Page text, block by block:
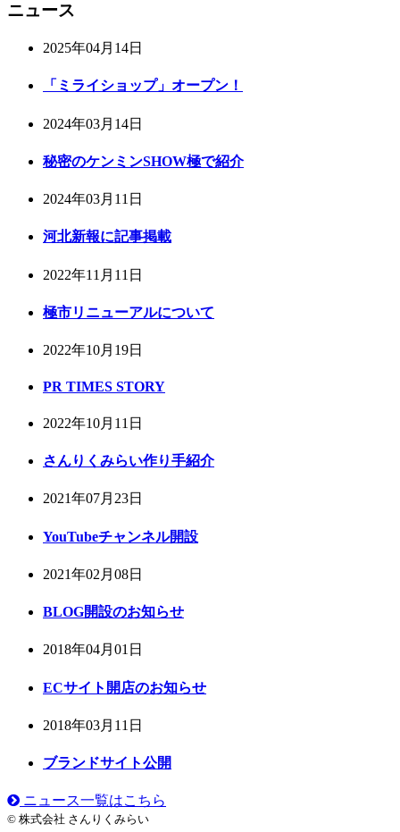
ニュース
2025年04月14日
「ミライショップ」オープン！
2024年03月14日
秘密のケンミンSHOW極で紹介
2024年03月11日
河北新報に記事掲載
2022年11月11日
極市リニューアルについて
2022年10月19日
PR TIMES STORY
2022年10月11日
さんりくみらい作り手紹介
2021年07月23日
YouTubeチャンネル開設
2021年02月08日
BLOG開設のお知らせ
2018年04月01日
ECサイト開店のお知らせ
2018年03月11日
ブランドサイト公開
ニュース一覧はこちら
© 株式会社 さんりくみらい